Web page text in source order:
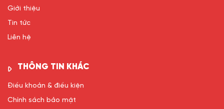
Giới thiệu
Tin tức
Liên hệ
THÔNG TIN KHÁC
Điều khoản & điều kiện
Chính sách bảo mật